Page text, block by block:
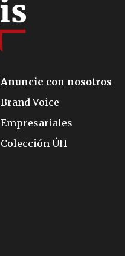
Anuncie con nosotros
Brand Voice
Empresariales
Colección ÚH